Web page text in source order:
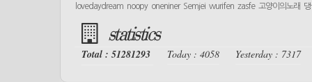
lovedaydream noopy oneniner Semjei wurifen zasfe 고양이의노래
statistics
Total : 51281293 Today : 4058 Yesterday : 7317